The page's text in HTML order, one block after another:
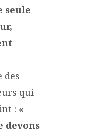
seule
des
qui
: «
devons